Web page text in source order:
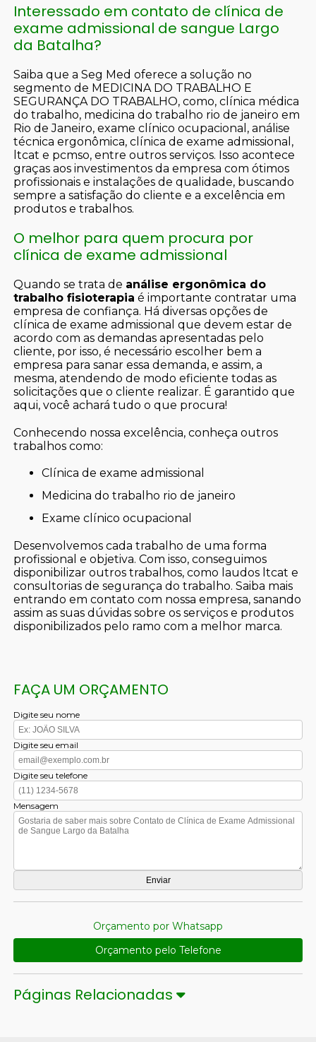
Interessado em contato de clínica de
exame admissional de sangue Largo
da Batalha?
Saiba que a Seg Med oferece a solução no
segmento de MEDICINA DO TRABALHO E
SEGURANÇA DO TRABALHO, como, clínica médica
do trabalho, medicina do trabalho rio de janeiro em
Rio de Janeiro, exame clínico ocupacional, análise
técnica ergonômica, clínica de exame admissional,
ltcat e pcmso, entre outros serviços. Isso acontece
graças aos investimentos da empresa com ótimos
profissionais e instalações de qualidade, buscando
sempre a satisfação do cliente e a excelência em
produtos e trabalhos.
O melhor para quem procura por
clínica de exame admissional
Quando se trata de análise ergonômica do
trabalho fisioterapia é importante contratar uma
empresa de confiança. Há diversas opções de
clínica de exame admissional que devem estar de
acordo com as demandas apresentadas pelo
cliente, por isso, é necessário escolher bem a
empresa para sanar essa demanda, e assim, a
mesma, atendendo de modo eficiente todas as
solicitações que o cliente realizar. É garantido que
aqui, você achará tudo o que procura!
Conhecendo nossa excelência, conheça outros
trabalhos como:
clínica de exame admissional
medicina do trabalho rio de janeiro
exame clínico ocupacional
Desenvolvemos cada trabalho de uma forma
profissional e objetiva. Com isso, conseguimos
disponibilizar outros trabalhos, como laudos ltcat e
consultorias de segurança do trabalho. Saiba mais
entrando em contato com nossa empresa, sanando
assim as suas dúvidas sobre os serviços e produtos
disponibilizados pelo ramo com a melhor marca.
FAÇA UM ORÇAMENTO
Digite seu nome
Digite seu email
Digite seu telefone
Mensagem
Orçamento por Whatsapp
Orçamento pelo Telefone
Páginas Relacionadas